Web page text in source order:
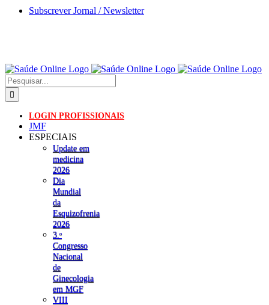
Skip
Subscrever Jornal / Newsletter
Pesquisar
LOGIN PROFISSIONAIS
JMF
ESPECIAIS
Update em
medicina
2026
Dia
Mundial
da
Esquizofrenia
2026
3.ᵒ
Congresso
Nacional
de
Ginecologia
em MGF
VIII